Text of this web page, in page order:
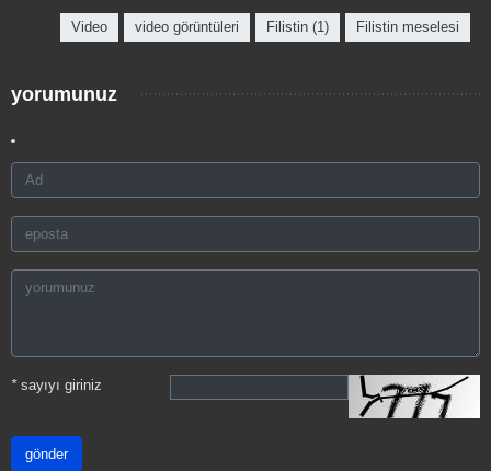
Video video görüntüleri Filistin (1) Filistin meselesi
yorumunuz
*sayıyı giriniz
gönder